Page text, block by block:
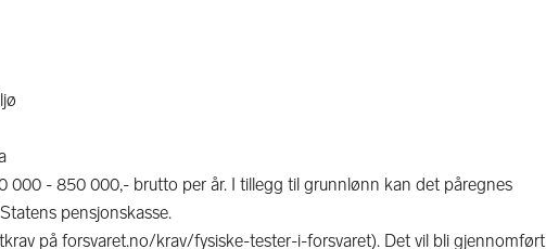
- 850 000,- brutto per år. I tillegg til grunnlønn kan det påregnes
pensjonskasse.
på forsvaret.no/krav/fysiske-tester-i-forsvaret). Det vil bli gjennomført